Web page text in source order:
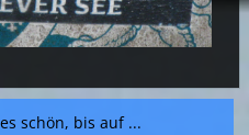
schön, bis auf ...